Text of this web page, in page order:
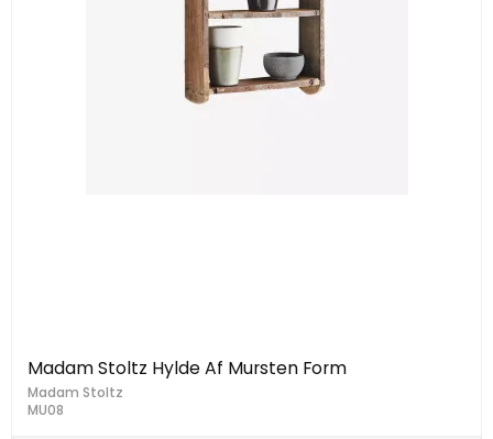
Madam Stoltz Hylde Af Mursten Form
Madam Stoltz
MU08